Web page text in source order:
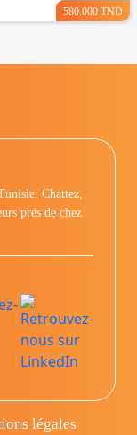
580.000 TND
Chattez,
prés de chez
légales